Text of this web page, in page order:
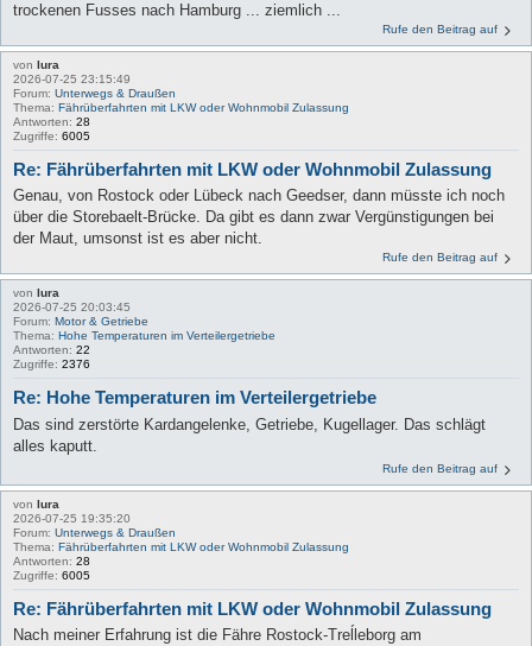
trockenen Fusses nach Hamburg ... ziemlich ...
Rufe den Beitrag auf
von lura
2026-07-25 23:15:49
Forum: Unterwegs & Draußen
Thema: Fährüberfahrten mit LKW oder Wohnmobil Zulassung
Antworten: 28
Zugriffe: 6005
Re: Fährüberfahrten mit LKW oder Wohnmobil Zulassung
Genau, von Rostock oder Lübeck nach Geedser, dann müsste ich noch
über die Storebaelt-Brücke. Da gibt es dann zwar Vergünstigungen bei
der Maut, umsonst ist es aber nicht.
Rufe den Beitrag auf
von lura
2026-07-25 20:03:45
Forum: Motor & Getriebe
Thema: Hohe Temperaturen im Verteilergetriebe
Antworten: 22
Zugriffe: 2376
Re: Hohe Temperaturen im Verteilergetriebe
Das sind zerstörte Kardangelenke, Getriebe, Kugellager. Das schlägt
alles kaputt.
Rufe den Beitrag auf
von lura
2026-07-25 19:35:20
Forum: Unterwegs & Draußen
Thema: Fährüberfahrten mit LKW oder Wohnmobil Zulassung
Antworten: 28
Zugriffe: 6005
Re: Fährüberfahrten mit LKW oder Wohnmobil Zulassung
Nach meiner Erfahrung ist die Fähre Rostock-Treĺleborg am